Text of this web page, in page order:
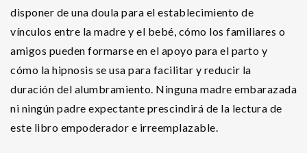
disponer de una doula para el establecimiento de
vínculos entre la madre y el bebé, cómo los familiares o
amigos pueden formarse en el apoyo para el parto y
cómo la hipnosis se usa para facilitar y reducir la
duración del alumbramiento. Ninguna madre embarazada
ni ningún padre expectante prescindirá de la lectura de
este libro empoderador e irreemplazable.